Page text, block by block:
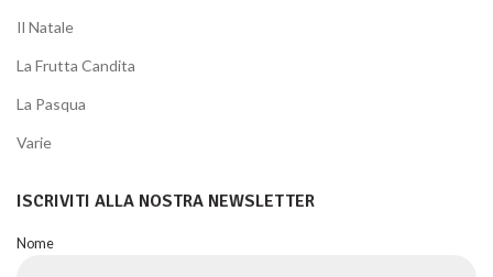
Il Natale
La Frutta Candita
La Pasqua
Varie
ISCRIVITI ALLA NOSTRA NEWSLETTER
Nome